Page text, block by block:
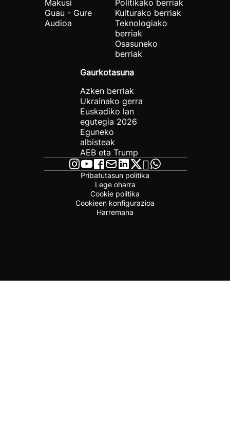
Makusi
Guau - Gure
Audioa
Politikako berriak
Kulturako berriak
Teknologiako
berriak
Osasuneko
berriak
Gaurkotasuna
Azken berriak
Ukrainako gerra
Euskadiko lan
egutegia 2026
Eguneko
albisteak
AEB eta Trump
Pribatutasun politika
Lege oharra
Cookie politika
Cookieen konfigurazioa
Harremana